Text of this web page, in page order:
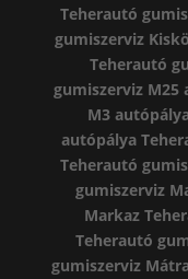
Teherautó
gumiszerviz
Teherautó
gumiszerviz M25
M3
autópálya
Teherautó
gumiszerviz
Markaz
Teherautó
gumiszerviz